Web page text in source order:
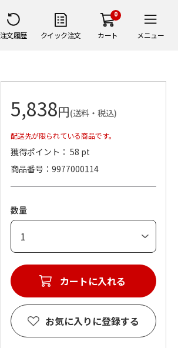
注文履歴 クイック注文
0
カート メニュー
5,838円(送料・税込)
配送先が限られている商品です。
獲得ポイント： 58 pt
商品番号
9977000114
数量
カートに入れる
お気に入りに登録する